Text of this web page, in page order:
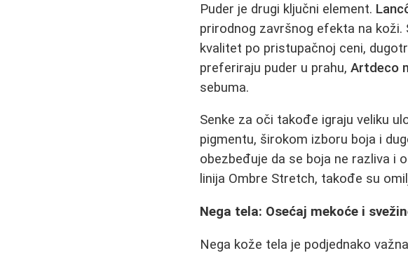
Puder je drugi ključni element.
prirodnog završnog efekta na koži.
kvalitet po pristupačnoj ceni,
preferiraju puder u prahu,Artdeco
sebuma.
Senke za oči takođe igraju veliku
pigmentu, širokom izboru boja i
obezbeđuje da se boja ne razliva i
linija Ombre Stretch, takođe su
Nega tela: Osećaj mekoće i
Nega kože tela je podjednako